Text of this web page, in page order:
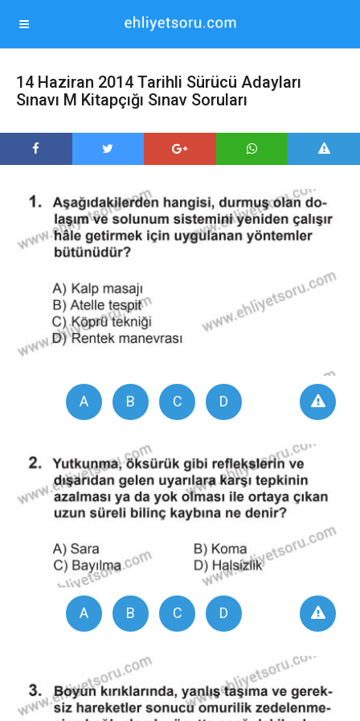
14 Haziran 2014 Tarihli Sürücü Adayları
Sınavı M Kitapçığı Sınav Soruları
A B C D
A B C D